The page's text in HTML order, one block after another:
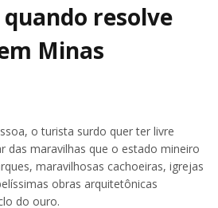
resolve
Minas
o turista surdo quer ter livre
das maravilhas que o estado mineiro
maravilhosas cachoeiras, igrejas
obras arquitetônicas
do ouro.